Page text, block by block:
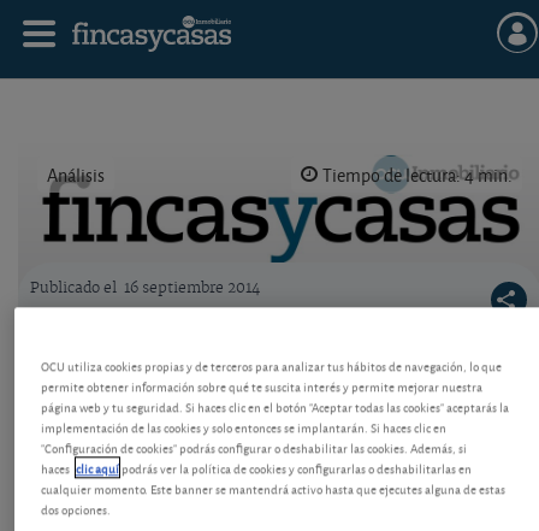
Análisis Tiempo de lectura: 4 min.
Logo OCU inmobiliario
Publicado el 16 septiembre 2014
calefacción
Tanto en su vivienda habitual como en el resto de
sus inmuebles, interesa reducir los gastos
recurrentes, ganar en eficiencia y hacerlos más
atractivos para el alquiler. También revisando la
calefacción. Vea nuestros consejos.
OCU utiliza cookies propias y de terceros para analizar tus hábitos de navegación, lo que
permite obtener información sobre qué te suscita interés y permite mejorar nuestra
página web y tu seguridad. Si haces clic en el botón "Aceptar todas las cookies" aceptarás la
implementación de las cookies y solo entonces se implantarán. Si haces clic en
"Configuración de cookies" podrás configurar o deshabilitar las cookies. Además, si
haces clic aquípodrás ver la política de cookies y configurarlas o deshabilitarlas en
cualquier momento. Este banner se mantendrá activo hasta que ejecutes alguna de estas
dos opciones.